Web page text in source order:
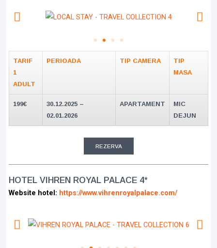
TARIF
1
ADULT
PERIOADA TIP CAMERA
TIP
MASA
199€
30.12.2025 –
02.01.2026
APARTAMENT
MIC
DEJUN
REZERVA
HOTEL VIHREN ROYAL PALACE 4*
Website hotel: https://www.vihrenroyalpalace.com/